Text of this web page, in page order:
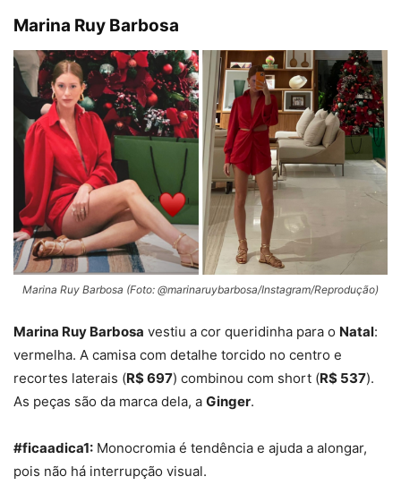
Marina Ruy Barbosa
Marina Ruy Barbosa (Foto: @marinaruybarbosa/Instagram/Reprodução)
Marina Ruy Barbosa vestiu a cor queridinha para o Natal:
vermelha. A camisa com detalhe torcido no centro e
recortes laterais (R$ 697) combinou com short (R$ 537).
As peças são da marca dela, a Ginger.
#ficaadica1: Monocromia é tendência e ajuda a alongar,
pois não há interrupção visual.